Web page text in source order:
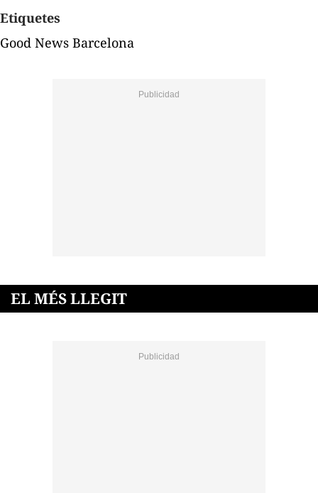
Etiquetes
Good News Barcelona
EL MÉS LLEGIT